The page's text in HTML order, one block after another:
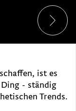
ist es
- ständig
Trends.